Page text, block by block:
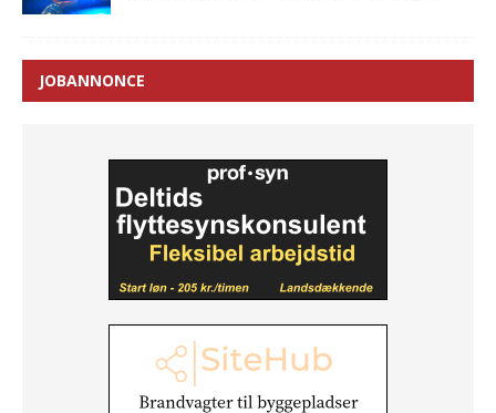
JOBANNONCE